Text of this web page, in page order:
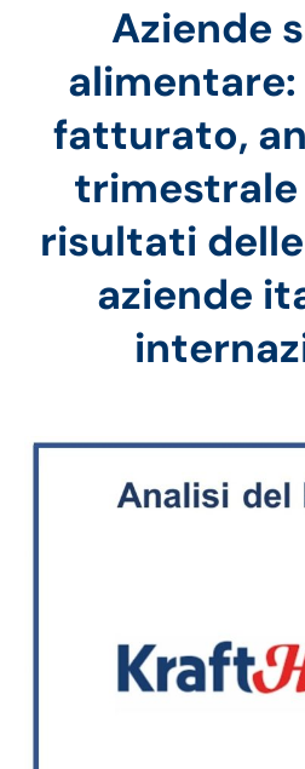
Aziende
fatturato,
trimestrale
risultati
aziende